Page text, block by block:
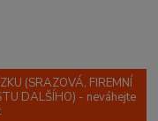
(SRAZOVÁ, FIREMNÍ
DALŠÍHO) - neváhejte